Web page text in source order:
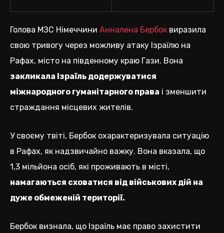
Голова МЗС Німеччини Анналена Бербок виразила
свою тривогу через можливу атаку Ізраїлю на
Рафах, місто на південному краю Гази. Вона
закликала Ізраїль додержуватися
міжнародного гуманітарного права і зменшити
страждання місцевих жителів.
У своєму твіті, Бербок охарактеризувала ситуацію
в Рафах, як надзвичайно важку. Вона вказала, що
1,3 мільйона осіб, які проживають в місті,
намагаються сховатися від військових дій на
дуже обмеженій території.
Бербок визнала, що Ізраїль має право захистити